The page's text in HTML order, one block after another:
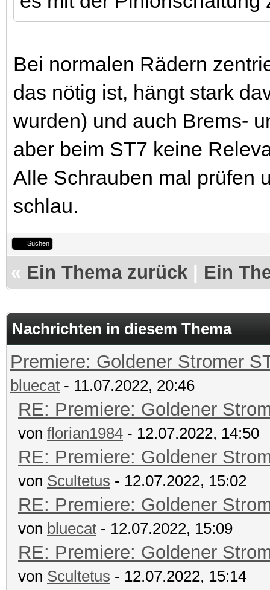
Bei normalen Rädern
das nötig ist, hängt stark
wurden) und auch Brems-
aber beim ST7 keine
Alle Schrauben mal prüfen
schlau.
Suchen
« Ein Thema zurück Ein
Nachrichten in diesem Thema
Premiere: Goldener Stromer
bluecat - 11.07.2022, 20:46
RE: Premiere: Goldener
von florian1984 - 12.07.2022, 14:50
RE: Premiere: Goldener
von Scultetus - 12.07.2022, 15:02
RE: Premiere: Goldener
von bluecat - 12.07.2022, 15:09
RE: Premiere: Goldener
von Scultetus - 12.07.2022, 15:14